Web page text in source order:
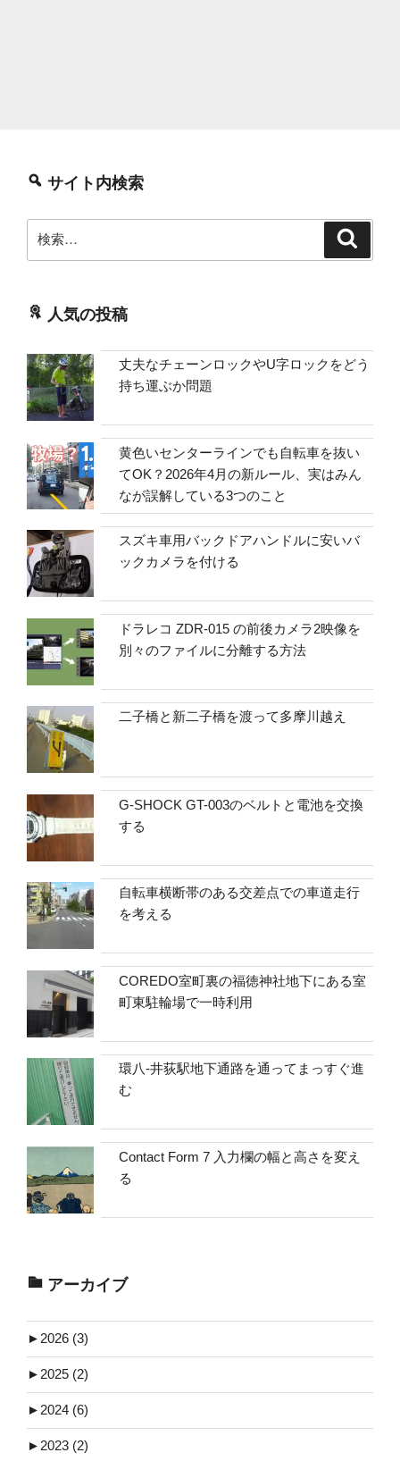
サイト内検索
索:
人気の投稿
丈夫なチェーンロックやU字ロックをどう
持ち運ぶか問題
黄色いセンターラインでも自転車を抜い
てOK？2026年4月の新ルール、実はみん
なが誤解している3つのこと
スズキ車用バックドアハンドルに安いバ
ックカメラを付ける
ドラレコ ZDR-015 の前後カメラ2映像を
別々のファイルに分離する方法
二子橋と新二子橋を渡って多摩川越え
G-SHOCK GT-003のベルトと電池を交換
する
自転車横断帯のある交差点での車道走行
を考える
COREDO室町裏の福徳神社地下にある室
町東駐輪場で一時利用
環八-井荻駅地下通路を通ってまっすぐ進
む
Contact Form 7 入力欄の幅と高さを変え
る
アーカイブ
► 2026 (3)
► 2025 (2)
► 2024 (6)
► 2023 (2)